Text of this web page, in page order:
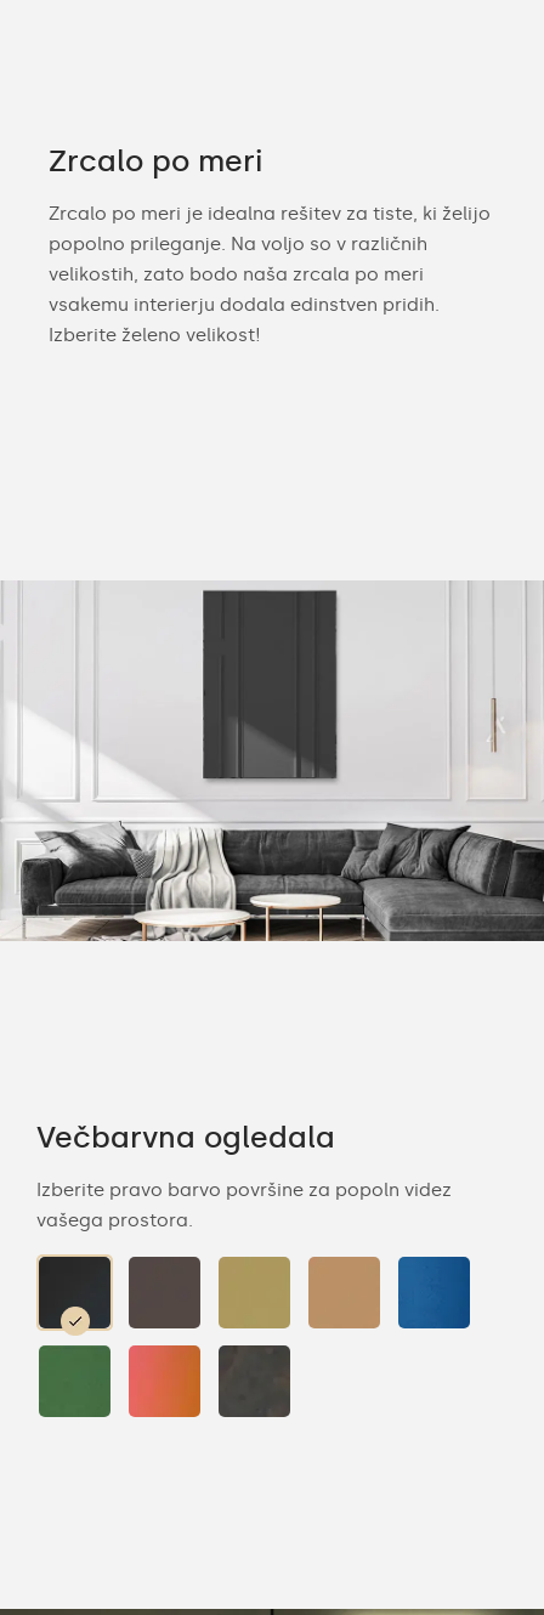
Zrcalo po meri
Zrcalo po meri je idealna rešitev za tiste, ki želijo
popolno prileganje. Na voljo so v različnih
velikostih, zato bodo naša zrcala po meri
vsakemu interierju dodala edinstven pridih.
Izberite želeno velikost!
Večbarvna ogledala
Izberite pravo barvo površine za popoln videz
vašega prostora.